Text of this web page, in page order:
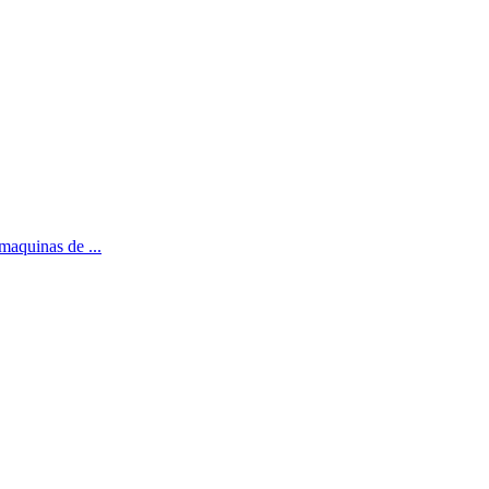
de ...